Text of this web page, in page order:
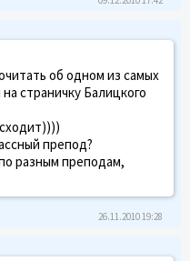
об одном из самых
страничку Балицкого
препод?
разным преподам,
26.11.2010 19:28